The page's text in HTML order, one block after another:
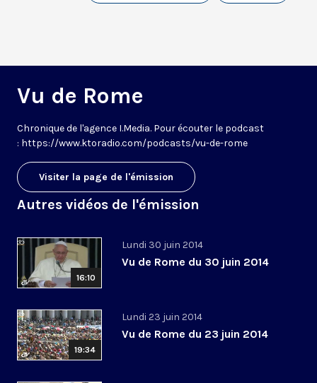
Vu de Rome
Chronique de l'agence I.Media. Pour écouter le podcast
: https://www.ktoradio.com/podcasts/vu-de-rome
Visiter la page de l'émission
Autres vidéos de l'émission
16:10
Lundi 30 juin 2014
Vu de Rome du 30 juin 2014
19:34
Lundi 23 juin 2014
Vu de Rome du 23 juin 2014